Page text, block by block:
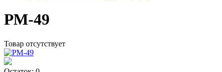
РМ-49
Товар отсутствует